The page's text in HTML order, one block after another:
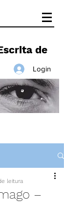
de
Login
–
leitura